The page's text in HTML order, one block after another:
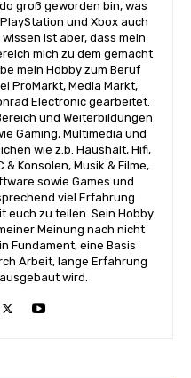
groß geworden bin, was
und Xbox auch
ist aber, dass mein
mich zu dem gemacht
mein Hobby zum Beruf
ProMarkt, Media Markt,
Electronic gearbeitet.
und Weiterbildungen
Gaming, Multimedia und
wie z.b. Haushalt, Hifi,
& Konsolen, Musik & Filme,
sowie Games und
viel Erfahrung
euch zu teilen. Sein Hobby
Meinung nach nicht
Fundament, eine Basis
Arbeit, lange Erfahrung
wird.